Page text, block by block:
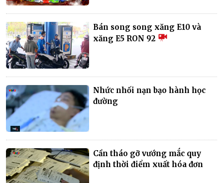
Bán song song xăng E10 và
xăng E5 RON 92
Nhức nhối nạn bạo hành học
đường
Cần tháo gỡ vướng mắc quy
định thời điểm xuất hóa đơn